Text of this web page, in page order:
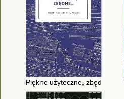
Piękne użyteczne, zbędne... :